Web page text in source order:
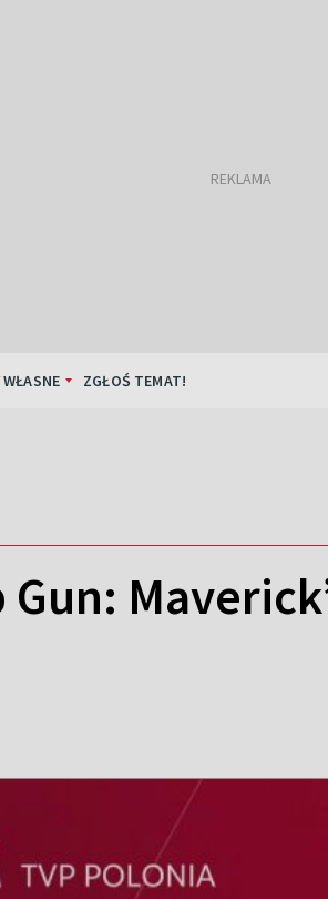
WŁASNE ZGŁOŚ TEMAT!
Gun: